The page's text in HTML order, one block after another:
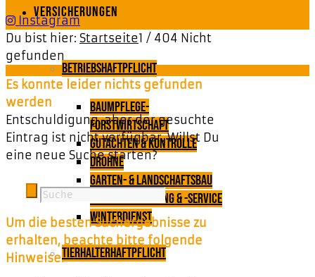
Versicherungen
Betriebshaftpflicht
Baumpflege-
Forstwirtschaft
Gutachten & Kontrolle
Drohne
Garten- & Landschaftsbau
Gartengestaltung & -service
Winterdienst
Tierhalterhaftpflicht
Instagram
Du bist hier: Startseite1 / 404 Nicht
gefunden
Es konnte leider nichts gefunden
werden
Entschuldigung, aber der gesuchte
Eintrag ist nicht verfügbar. Willst Du
eine neue Suche starten?
Um die besten Suchergebnisse zu
erhalten, beachte bitte folgende
Hinweise: